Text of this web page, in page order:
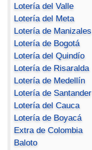
Lotería del Valle
Lotería del Meta
Lotería de Manizales
Lotería de Bogotá
Lotería del Quindío
Lotería de Risaralda
Lotería de Medellín
Lotería de Santander
Lotería del Cauca
Lotería de Boyacá
Extra de Colombia
Baloto